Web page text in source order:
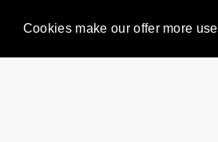
Cookies make our offer more